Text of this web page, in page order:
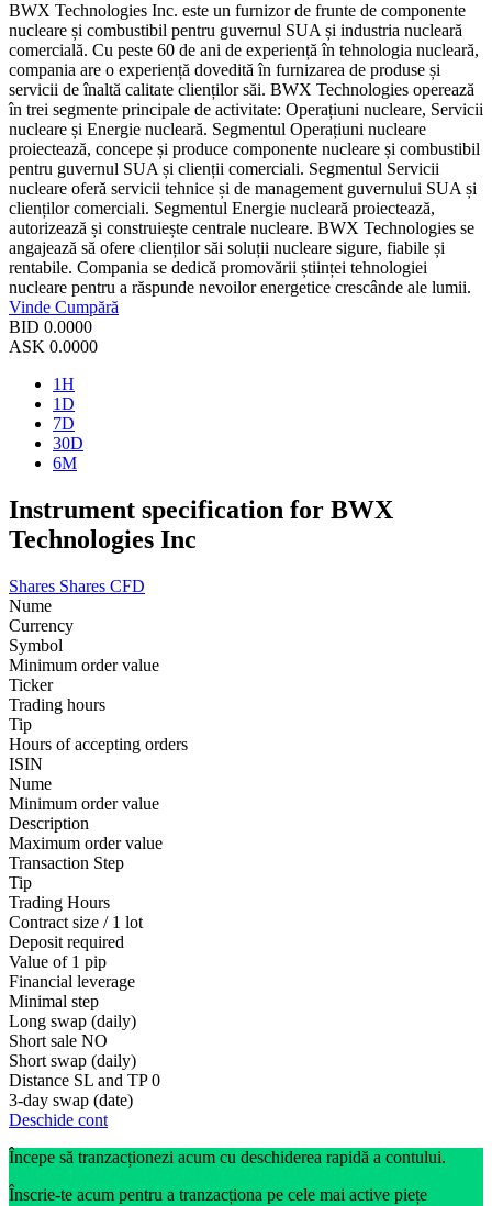
BWX Technologies Inc. este un furnizor de frunte de componente
nucleare și combustibil pentru guvernul SUA și industria nucleară
comercială. Cu peste 60 de ani de experiență în tehnologia nucleară,
compania are o experiență dovedită în furnizarea de produse și
servicii de înaltă calitate clienților săi. BWX Technologies operează
în trei segmente principale de activitate: Operațiuni nucleare, Servicii
nucleare și Energie nucleară. Segmentul Operațiuni nucleare
proiectează, concepe și produce componente nucleare și combustibil
pentru guvernul SUA și clienții comerciali. Segmentul Servicii
nucleare oferă servicii tehnice și de management guvernului SUA și
clienților comerciali. Segmentul Energie nucleară proiectează,
autorizează și construiește centrale nucleare. BWX Technologies se
angajează să ofere clienților săi soluții nucleare sigure, fiabile și
rentabile. Compania se dedică promovării științei tehnologiei
nucleare pentru a răspunde nevoilor energetice crescânde ale lumii.
Vinde Cumpără
BID 0.0000
ASK 0.0000
1H
1D
7D
30D
6M
Instrument specification for BWX
Technologies Inc
Shares Shares CFD
Nume
Currency
Symbol
Minimum order value
Ticker
Trading hours
Tip
Hours of accepting orders
ISIN
Nume
Minimum order value
Description
Maximum order value
Transaction Step
Tip
Trading Hours
Contract size / 1 lot
Deposit required
Value of 1 pip
Financial leverage
Minimal step
Long swap (daily)
Short sale NO
Short swap (daily)
Distance SL and TP 0
3-day swap (date)
Deschide cont
Începe să tranzacționezi acum cu deschiderea rapidă a contului.
Înscrie-te acum pentru a tranzacționa pe cele mai active piețe